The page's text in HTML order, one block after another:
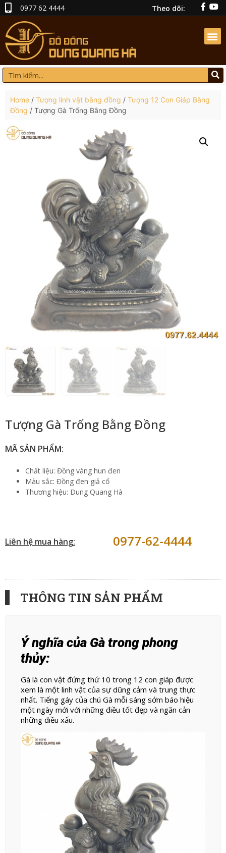
0977 62 4444 Theo dõi:
Home / Tượng linh vật bằng đồng / Tượng 12 Con Giáp Bằng
Đồng / Tượng Gà Trống Bằng Đồng
Tượng Gà Trống Bằng Đồng
MÃ SẢN PHẨM:
Chất liệu: Đồng vàng hun đen
Màu sắc: Đồng đen giả cổ
Thương hiệu: Dung Quang Hà
Liên hệ mua hàng: 0977-62-4444
THÔNG TIN SẢN PHẨM
Ý nghĩa của Gà trong phong
thủy:
Gà là con vật đứng thứ 10 trong 12 con giáp được
xem là một linh vật của sự dũng cảm và trung thực
nhất. Tiếng gáy của chú Gà mỗi sáng sớm báo hiệu
một ngày mới với những điều tốt đẹp và ngăn cản
những điều xấu.